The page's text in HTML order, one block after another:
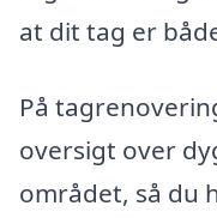
at dit tag er
På
oversigt over
området, så du